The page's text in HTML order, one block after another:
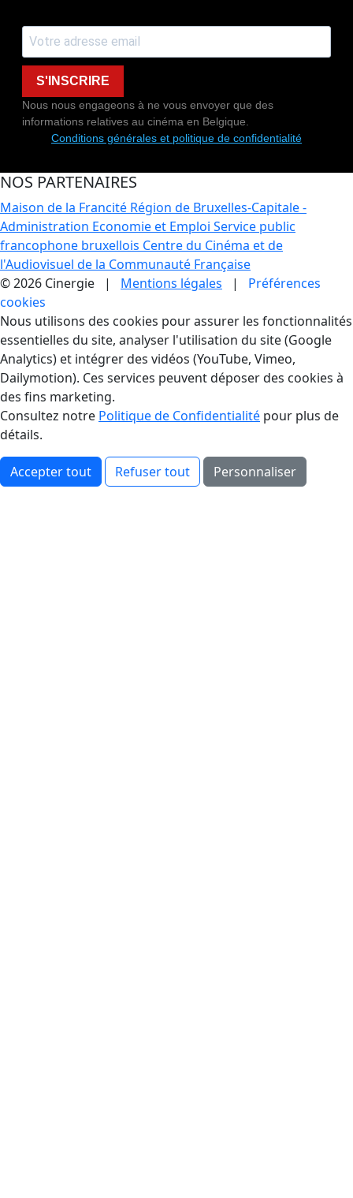
S'INSCRIRE
Nous nous engageons à ne vous envoyer que des
informations relatives au cinéma en Belgique.
Conditions générales et politique de confidentialité
NOS PARTENAIRES
Maison de la Francité Région de Bruxelles-Capitale -
Administration Economie et Emploi Service public
francophone bruxellois Centre du Cinéma et de
l'Audiovisuel de la Communauté Française
© 2026 Cinergie | Mentions légales | Préférences
cookies
Gestion des Cookies
Nous utilisons des cookies pour assurer les fonctionnalités
essentielles du site, analyser l'utilisation du site (Google
Analytics) et intégrer des vidéos (YouTube, Vimeo,
Dailymotion). Ces services peuvent déposer des cookies à
des fins marketing.
Consultez notre Politique de Confidentialité pour plus de
détails.
Accepter tout Refuser tout Personnaliser